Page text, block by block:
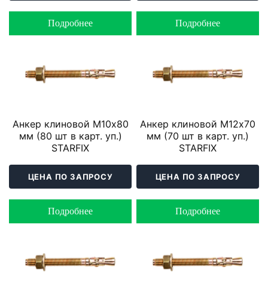
Подробнее Подробнее
Анкер клиновой М10х80
мм (80 шт в карт. уп.)
STARFIX
ЦЕНА ПО ЗАПРОСУ
Подробнее
Анкер клиновой М12х70
мм (70 шт в карт. уп.)
STARFIX
ЦЕНА ПО ЗАПРОСУ
Подробнее